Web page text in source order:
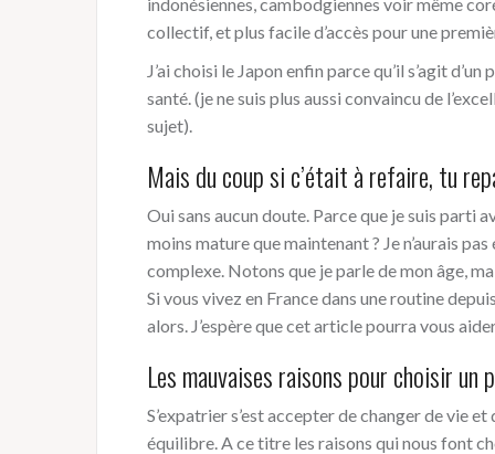
collectif, et plus facile d’accès pour une
J’ai choisi le Japon enfin parce qu’il s’agit
santé. (je ne suis plus aussi convaincu de
sujet).
Mais du coup si c’était à refaire, tu
Oui sans aucun doute. Parce que je suis parti
moins mature que maintenant ? Je n’aurais
complexe. Notons que je parle de mon âge,
Si vous vivez en France dans une routine
alors. J’espère que cet article pourra vous
Les mauvaises raisons pour choisir un
S’expatrier s’est accepter de changer de vie
équilibre. A ce titre les raisons qui nous font